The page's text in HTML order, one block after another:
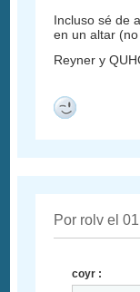
Incluso sé de
en un altar
Reyner y
Por rolv el
coyr :